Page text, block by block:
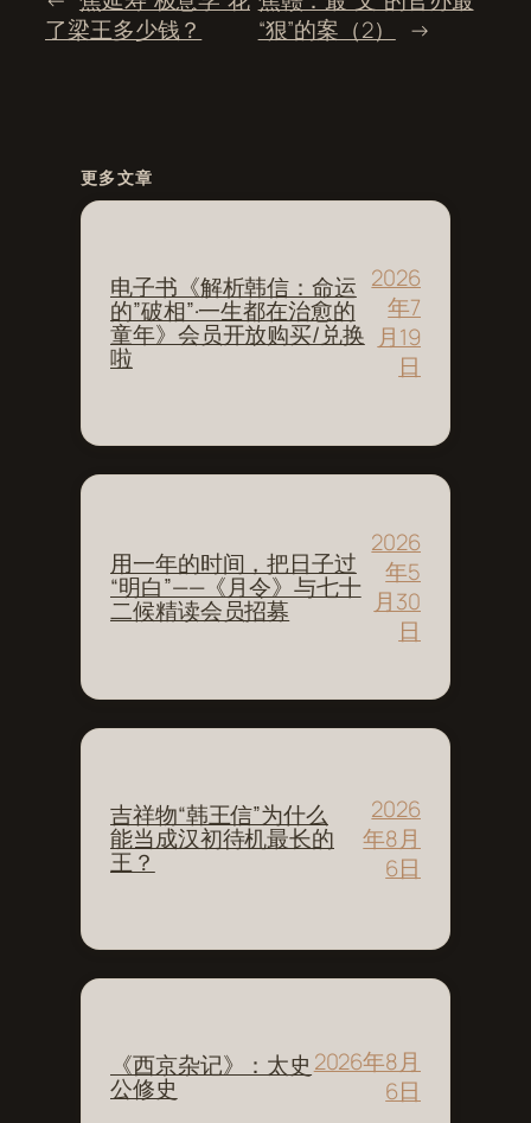
了梁王多少钱？
“狠”的案（2）
→
更多文章
电子书《解析韩信：命运
的”破相”·一生都在治愈的
童年》会员开放购买/兑换
啦
2026
年7
月19
日
用一年的时间，把日子过
“明白”——《月令》与七十
二候精读会员招募
2026
年5
月30
日
吉祥物“韩王信”为什么
能当成汉初待机最长的
王？
2026
年8月
6日
《西京杂记》：太史
公修史
2026年8月
6日